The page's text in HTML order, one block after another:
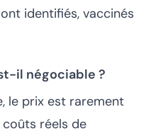
identifiés, vaccinés
il négociable ?
le prix est rarement
réels de